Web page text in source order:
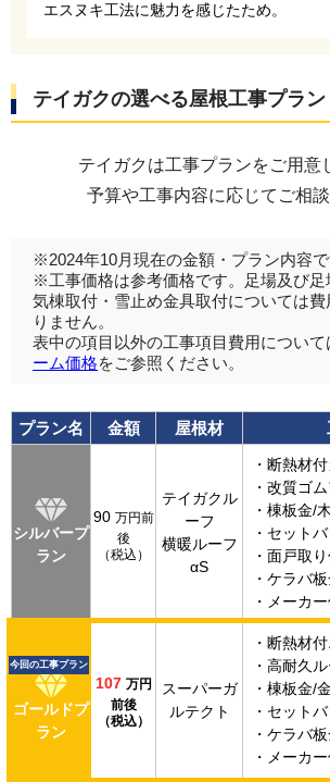
エスヌキ工法に魅力を感じたため。
テイガクの選べる屋根工事プラン
テイガクは工事プランをご用意
予算や工事内容に応じてご相
※2024年10月現在の金額・プラン内容
※工事価格は参考価格です。足場及び足
気棟取付・雪止め金具取付については
りません。
表中の項目以外の工事項目費用について
ーム価格をご参照ください。
プラン名 金額 屋根材
シルバープ
ラン
90 万円前
後
（税込）
テイガクル
ーフ
横暖ルーフ
αS
・断熱材
・改質ゴ
・棟板金/
・セット
・面戸取
・ケラバ
・メーカ
今回の工事プラン
ゴールドプ
ラン
107 万円
前後
（税込）
スーパーガ
ルテクト
・断熱材
・高耐久
・棟板金/
・セット
・ケラバ
・メーカ